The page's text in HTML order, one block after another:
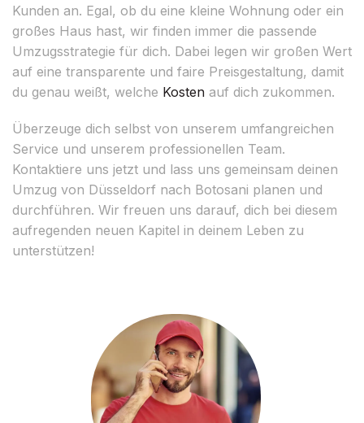
Kunden an. Egal, ob du eine kleine Wohnung oder ein
großes Haus hast, wir finden immer die passende
Umzugsstrategie für dich. Dabei legen wir großen Wert
auf eine transparente und faire Preisgestaltung, damit
du genau weißt, welche Kosten auf dich zukommen.
Überzeuge dich selbst von unserem umfangreichen
Service und unserem professionellen Team.
Kontaktiere uns jetzt und lass uns gemeinsam deinen
Umzug von Düsseldorf nach Botosani planen und
durchführen. Wir freuen uns darauf, dich bei diesem
aufregenden neuen Kapitel in deinem Leben zu
unterstützen!